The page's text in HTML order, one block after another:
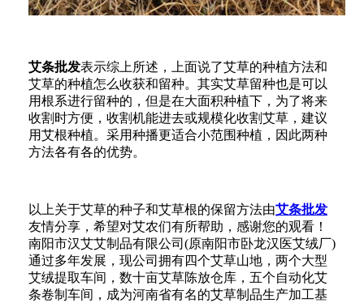
艾条批发表示综上所述，上面说了艾草的种植方法和
艾草的种植怎么收获和留种。其实艾草留种也是可以
用根系进行留种的，但是在大面积种植下，为了将来
收割时方便，收割机能进去或规模化收割艾草，建议
用艾根种植。采用种播更适合小范围种植，因此两种
方法各有各的优势。
以上关于艾草的种子和艾草根的保留方法由艾条批发
友情分享，希望对艾农们有所帮助，感谢您的观看！
南阳市汉艾艾制品有限公司(原南阳市卧龙汉医艾绒厂)
通过多年发展，现公司拥有四个艾草山地，两个大型
艾绒提取车间，数十亩艾草陈放仓库，五个自动化艾
条卷制车间，成为河南省有名的艾草制品生产加工基